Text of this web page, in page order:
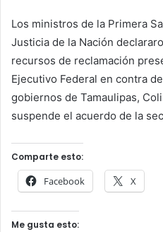
Los ministros de la Primera
Justicia de la Nación
recursos de reclamación
Ejecutivo Federal en contra
gobiernos de Tamaulipas,
suspende el acuerdo de la
Comparte esto:
Facebook X
Me gusta esto: